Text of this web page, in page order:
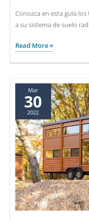
Conozca en esta guía
a su sistema de suelo
Mejores
radiante
Read More »
Mar
30
2022